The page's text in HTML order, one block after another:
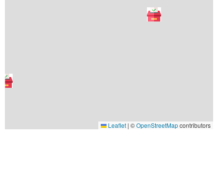
Leaflet | ©OpenStreetMapcontributors